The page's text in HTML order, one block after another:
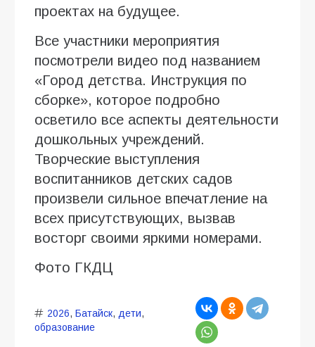
проектах на будущее.
Все участники мероприятия
посмотрели видео под названием
«Город детства. Инструкция по
сборке», которое подробно
осветило все аспекты деятельности
дошкольных учреждений.
Творческие выступления
воспитанников детских садов
произвели сильное впечатление на
всех присутствующих, вызвав
восторг своими яркими номерами.
Фото ГКДЦ
2026, Батайск, дети,
образование